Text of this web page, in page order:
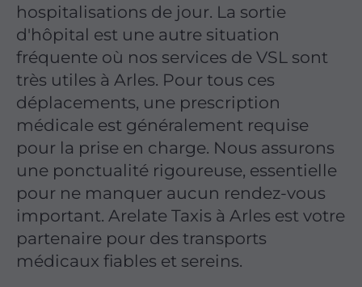
hospitalisations de jour. La sortie
d'hôpital est une autre situation
fréquente où nos services de VSL sont
très utiles à Arles. Pour tous ces
déplacements, une prescription
médicale est généralement requise
pour la prise en charge. Nous assurons
une ponctualité rigoureuse, essentielle
pour ne manquer aucun rendez-vous
important. Arelate Taxis à Arles est votre
partenaire pour des transports
médicaux fiables et sereins.